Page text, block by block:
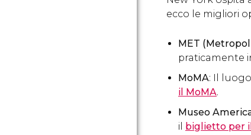
ecco le migliori
MET
praticamente
MoMA: Il
il MoMA.
Museo
il biglietto per